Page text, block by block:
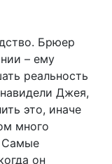
Брюер
– ему
реальность
Джея,
это, иначе
много
Самые
он